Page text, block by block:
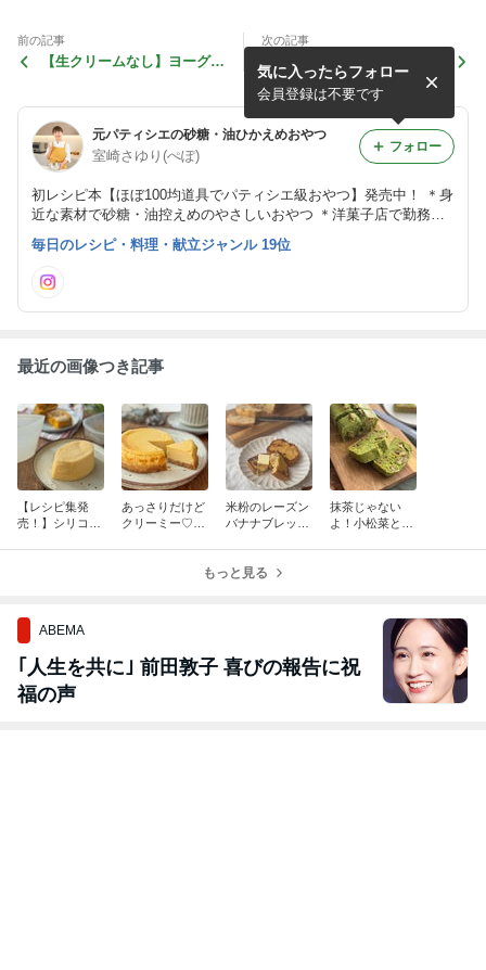
前の記事
【生クリームなし】ヨーグル
次の記事
【セブンスイーツ】ほうじ茶
好きな方はぜひ食べてみて！
元パティシエの砂糖・油ひかえめおやつ
室崎さゆり(ぺぽ)
初レシピ本【ほぼ100均道具でパティシエ級おやつ】発売中！ ＊身
近な素材で砂糖・油控えめのやさしいおやつ ＊洋菓子店で勤務経
験6年‍お手頃材料を化かすプロの工夫 ＊Nadia artist/業務スーパー
米粉/二児の母/福岡 レシピ考案・お仕事のご依頼はメッセージまで
気に入ったらフォロー
会員登録は不要です
フォロー
毎日のレシピ・料理・献立ジャンル 19位
最近の画像つき記事
【レシピ集発
売！】シリコン
あっさりだけど
クリーミー♡夏
米粉のレーズン
バナナブレッド
抹茶じゃない
よ！小松菜とく
もっと見る
ABEMA
｢人生を共に｣ 前田敦子 喜びの報告に祝
福の声